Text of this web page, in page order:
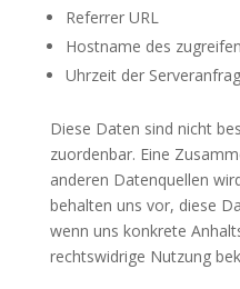
Referrer URL
Hostname des
Uhrzeit der
Diese Daten sind nicht
zuordenbar. Eine
anderen Datenquellen
behalten uns vor, diese
wenn uns konkrete
rechtswidrige Nutzung